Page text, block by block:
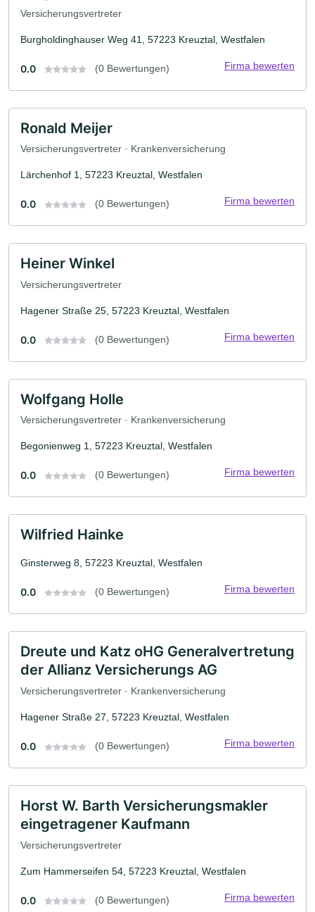
Versicherungsvertreter
Burgholdinghauser Weg 41, 57223 Kreuztal, Westfalen
0.0 (0 Bewertungen) Firma bewerten
Ronald Meijer
Versicherungsvertreter · Krankenversicherung
Lärchenhof 1, 57223 Kreuztal, Westfalen
0.0 (0 Bewertungen) Firma bewerten
Heiner Winkel
Versicherungsvertreter
Hagener Straße 25, 57223 Kreuztal, Westfalen
0.0 (0 Bewertungen) Firma bewerten
Wolfgang Holle
Versicherungsvertreter · Krankenversicherung
Begonienweg 1, 57223 Kreuztal, Westfalen
0.0 (0 Bewertungen) Firma bewerten
Wilfried Hainke
Ginsterweg 8, 57223 Kreuztal, Westfalen
0.0 (0 Bewertungen) Firma bewerten
Dreute und Katz oHG Generalvertretung
der Allianz Versicherungs AG
Versicherungsvertreter · Krankenversicherung
Hagener Straße 27, 57223 Kreuztal, Westfalen
0.0 (0 Bewertungen) Firma bewerten
Horst W. Barth Versicherungsmakler
eingetragener Kaufmann
Versicherungsvertreter
Zum Hammerseifen 54, 57223 Kreuztal, Westfalen
0.0 (0 Bewertungen) Firma bewerten